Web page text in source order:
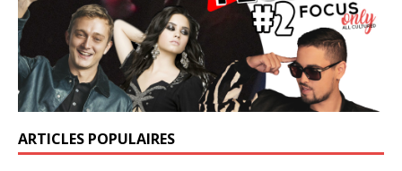
ARTICLES POPULAIRES